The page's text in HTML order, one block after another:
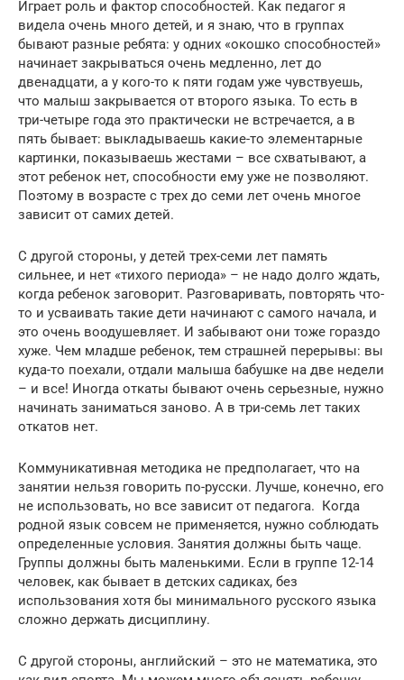
Играет роль и фактор способностей. Как педагог я
видела очень много детей, и я знаю, что в группах
бывают разные ребята: у одних «окошко способностей»
начинает закрываться очень медленно, лет до
двенадцати, а у кого-то к пяти годам уже чувствуешь,
что малыш закрывается от второго языка. То есть в
три-четыре года это практически не встречается, а в
пять бывает: выкладываешь какие-то элементарные
картинки, показываешь жестами – все схватывают, а
этот ребенок нет, способности ему уже не позволяют.
Поэтому в возрасте с трех до семи лет очень многое
зависит от самих детей.
С другой стороны, у детей трех-семи лет память
сильнее, и нет «тихого периода» – не надо долго ждать,
когда ребенок заговорит. Разговаривать, повторять что-
то и усваивать такие дети начинают с самого начала, и
это очень воодушевляет. И забывают они тоже гораздо
хуже. Чем младше ребенок, тем страшней перерывы: вы
куда-то поехали, отдали малыша бабушке на две недели
– и все! Иногда откаты бывают очень серьезные, нужно
начинать заниматься заново. А в три-семь лет таких
откатов нет.
Коммуникативная методика не предполагает, что на
занятии нельзя говорить по-русски. Лучше, конечно, его
не использовать, но все зависит от педагога. Когда
родной язык совсем не применяется, нужно соблюдать
определенные условия. Занятия должны быть чаще.
Группы должны быть маленькими. Если в группе 12-14
человек, как бывает в детских садиках, без
использования хотя бы минимального русского языка
сложно держать дисциплину.
С другой стороны, английский – это не математика, это